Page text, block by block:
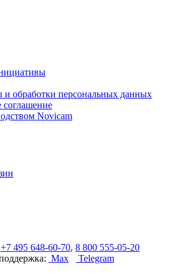
обработки персональных данных
соглашение
Novicam
+7 495 648-60-70, 8 800 555-05-20
Max
Telegram